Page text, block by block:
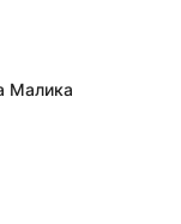
Малика